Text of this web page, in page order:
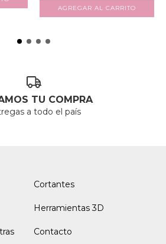
TU COMPRA
a todo el país
Cortantes
Herramientas 3D
Contacto